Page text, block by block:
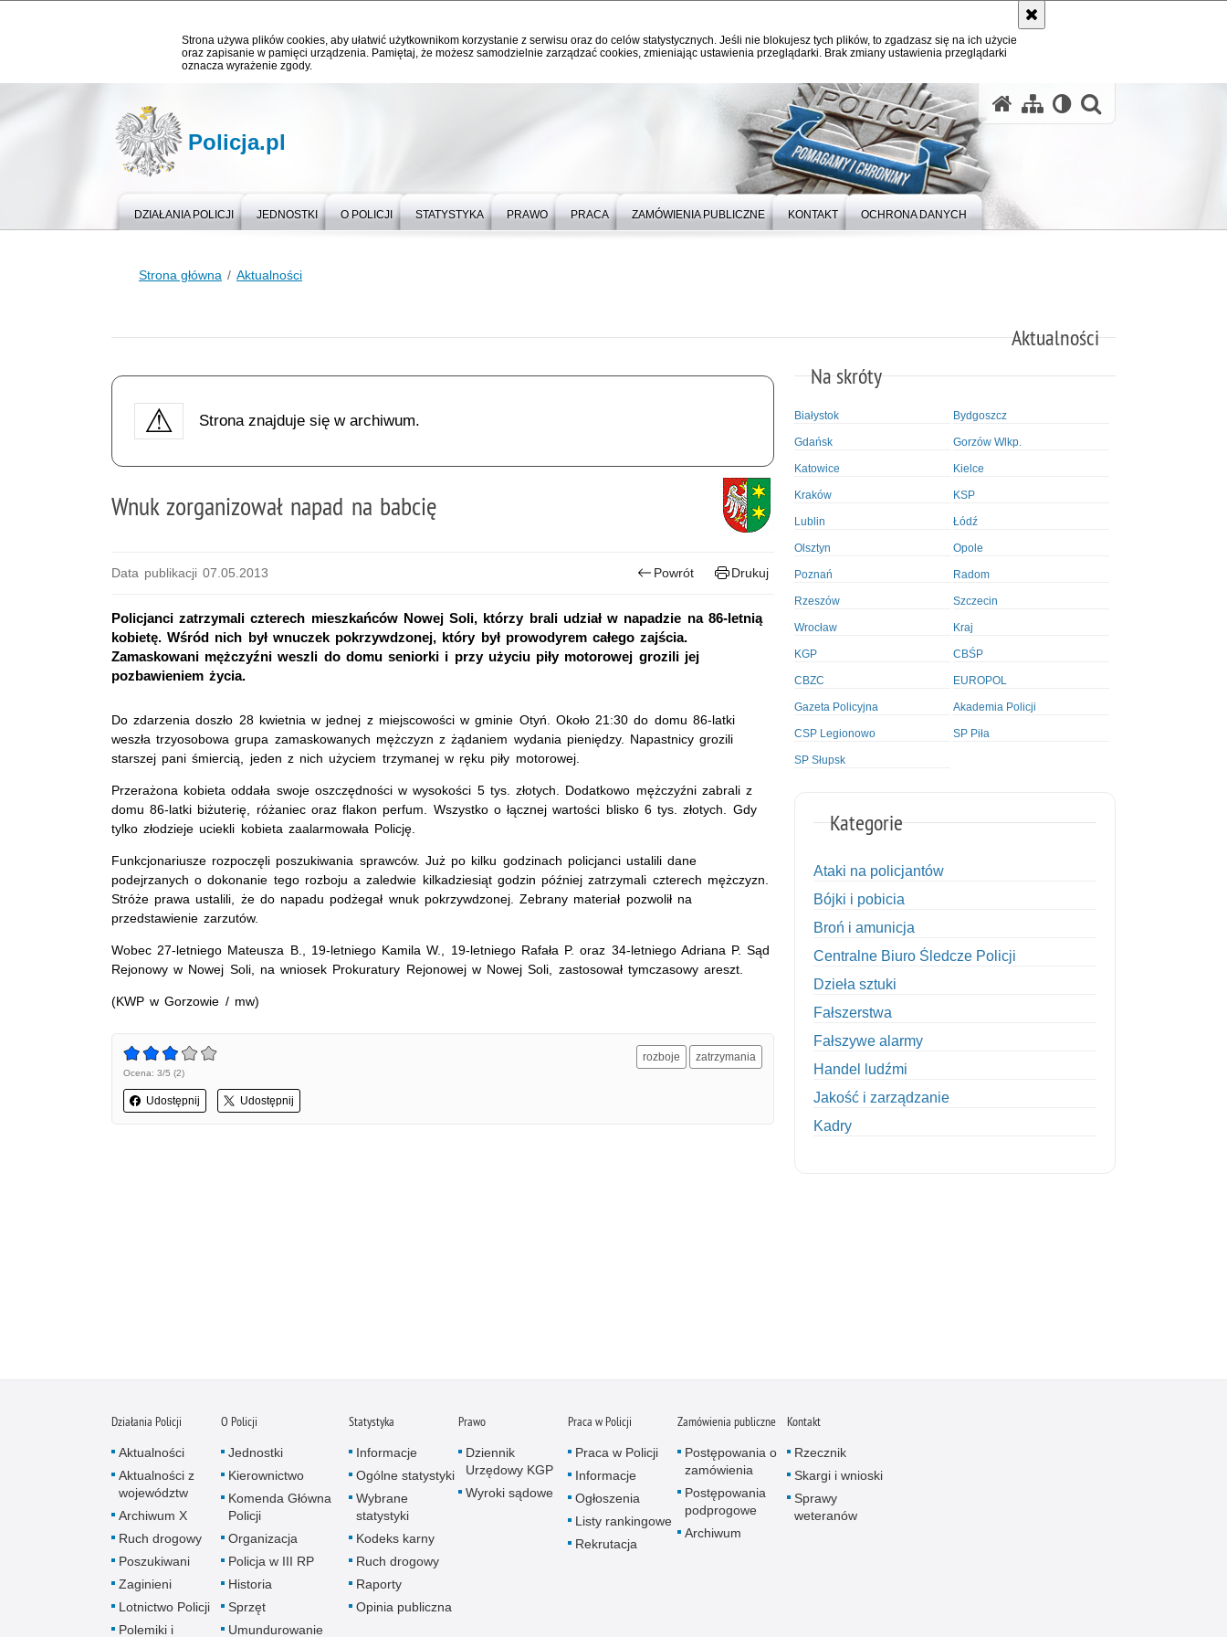
Strona używa plików cookies, aby ułatwić użytkownikom korzystanie z serwisu oraz do celów statystycznych. Jeśli nie blokujesz tych plików, to zgadzasz się na ich użycie
oraz zapisanie w pamięci urządzenia. Pamiętaj, że możesz samodzielnie zarządzać cookies, zmieniając ustawienia przeglądarki. Brak zmiany ustawienia przeglądarki
oznacza wyrażenie zgody.
Policja.pl
DZIAŁANIA POLICJI JEDNOSTKI O POLICJI STATYSTYKA PRAWO PRACA ZAMÓWIENIA PUBLICZNE KONTAKT OCHRONA DANYCH
Strona główna Aktualności
Aktualności
Strona znajduje się w archiwum.
Wnuk zorganizował napad na babcię
Data publikacji 07.05.2013 Powrót Drukuj
Policjanci zatrzymali czterech mieszkańców Nowej Soli, którzy brali udział w napadzie na 86-letnią
kobietę. Wśród nich był wnuczek pokrzywdzonej, który był prowodyrem całego zajścia.
Zamaskowani mężczyźni weszli do domu seniorki i przy użyciu piły motorowej grozili jej
pozbawieniem życia.
Do zdarzenia doszło 28 kwietnia w jednej z miejscowości w gminie Otyń. Około 21:30 do domu 86-latki
weszła trzyosobowa grupa zamaskowanych mężczyzn z żądaniem wydania pieniędzy. Napastnicy grozili
starszej pani śmiercią, jeden z nich użyciem trzymanej w ręku piły motorowej.
Przerażona kobieta oddała swoje oszczędności w wysokości 5 tys. złotych. Dodatkowo mężczyźni zabrali z
domu 86-latki biżuterię, różaniec oraz flakon perfum. Wszystko o łącznej wartości blisko 6 tys. złotych. Gdy
tylko złodzieje uciekli kobieta zaalarmowała Policję.
Funkcjonariusze rozpoczęli poszukiwania sprawców. Już po kilku godzinach policjanci ustalili dane
podejrzanych o dokonanie tego rozboju a zaledwie kilkadziesiąt godzin później zatrzymali czterech mężczyzn.
Stróże prawa ustalili, że do napadu podżegał wnuk pokrzywdzonej. Zebrany materiał pozwolił na
przedstawienie zarzutów.
Wobec 27-letniego Mateusza B., 19-letniego Kamila W., 19-letniego Rafała P. oraz 34-letniego Adriana P. Sąd
Rejonowy w Nowej Soli, na wniosek Prokuratury Rejonowej w Nowej Soli, zastosował tymczasowy areszt.
(KWP w Gorzowie / mw)
Ocena: 3/5 (2)
Udostępnij Udostępnij
rozboje zatrzymania
Na skróty
Białystok Bydgoszcz
Gdańsk Gorzów Wlkp.
Katowice Kielce
Kraków KSP
Lublin Łódź
Olsztyn Opole
Poznań Radom
Rzeszów Szczecin
Wrocław Kraj
KGP CBŚP
CBZC EUROPOL
Gazeta Policyjna Akademia Policji
CSP Legionowo SP Piła
SP Słupsk
Kategorie
Ataki na policjantów
Bójki i pobicia
Broń i amunicja
Centralne Biuro Śledcze Policji
Dzieła sztuki
Fałszerstwa
Fałszywe alarmy
Handel ludźmi
Jakość i zarządzanie
Kadry
Nietrzeźwi kierujący
Nietrzeźwi opiekunowie
Działania Policji
Aktualności
Aktualności z
województw
Archiwum X
Ruch drogowy
Poszukiwani
Zaginieni
Lotnictwo Policji
Polemiki i
O Policji
Jednostki
Kierownictwo
Komenda Główna
Policji
Organizacja
Policja w III RP
Historia
Sprzęt
Umundurowanie
Statystyka
Informacje
Ogólne statystyki
Wybrane
statystyki
Kodeks karny
Ruch drogowy
Raporty
Opinia publiczna
Prawo
Dziennik
Urzędowy KGP
Wyroki sądowe
Praca w Policji
Praca w Policji
Informacje
Ogłoszenia
Listy rankingowe
Rekrutacja
Zamówienia publiczne
Postępowania o
zamówienia
Postępowania
podprogowe
Archiwum
Kontakt
Rzecznik
Skargi i wnioski
Sprawy
weteranów